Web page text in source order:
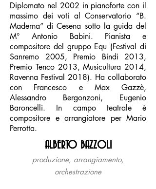
Diplomato nel 2002 in pianoforte con il
massimo dei voti al Conservatorio “B.
Maderna” di Cesena sotto la guida del
M° Antonio Babini. Pianista e
compositore del gruppo Equ (Festival di
Sanremo 2005, Premio Bindi 2013,
Premio Tenco 2013, Musicultura 2014,
Ravenna Festival 2018). Ha collaborato
con Francesco e Max Gazzè,
Alessandro Bergonzoni, Eugenio
Baroncelli. In campo teatrale è
compositore e arrangiatore per Mario
Perrotta.
ALBERTO BAZZOLI
produzione, arrangiamento,
orchestrazione